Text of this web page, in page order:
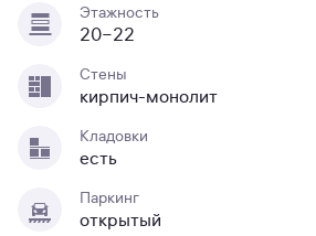
Этажность
20−22
Стены
кирпич-монолит
Кладовки
есть
Паркинг
открытый